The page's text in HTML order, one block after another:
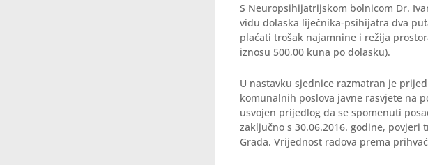
S Neuropsihijatrijskom bolnicom Dr.
vidu dolaska liječnika-psihijatra dva
plaćati trošak najamnine i režija
iznosu 500,00 kuna po dolasku).
U nastavku sjednice razmatran je
komunalnih poslova javne rasvjete na
usvojen prijedlog da se spomenuti
zaključno s 30.06.2016. godine, povjeri
Grada. Vrijednost radova prema